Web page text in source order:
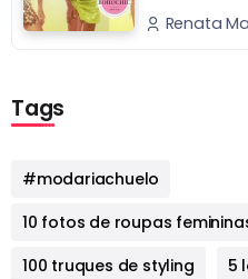
Renata
Tags
#modariachuelo
10 fotos de roupas
100 truques de styling
5